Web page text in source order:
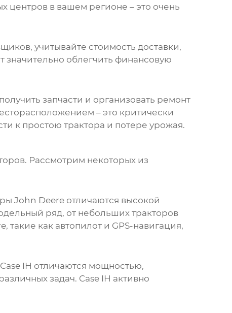
центров в вашем регионе – это очень
учитывайте стоимость доставки,
значительно облегчить финансовую
запчасти и организовать ремонт
– это критически
к простою трактора и потере урожая.
. Рассмотрим некоторых из
John Deere отличаются высокой
ряд, от небольших тракторов
как автопилот и GPS-навигация,
IH отличаются мощностью,
задач. Case IH активно